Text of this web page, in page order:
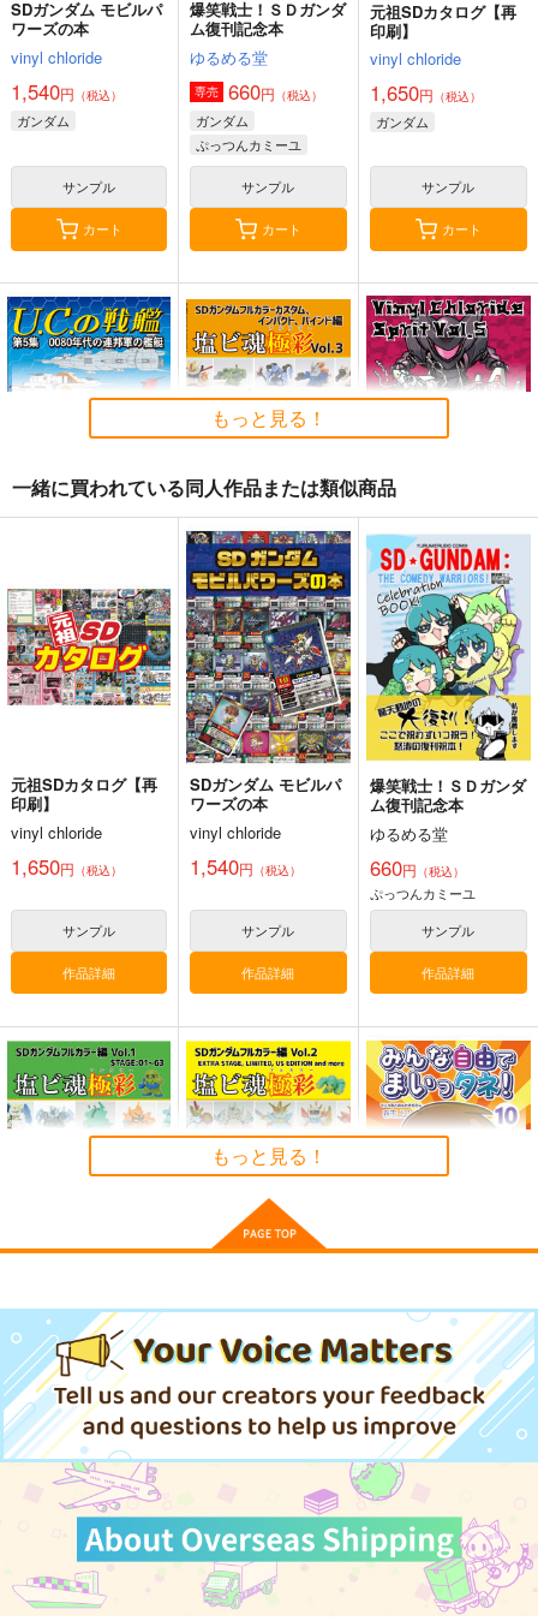
SDガンダム モビルパ
ワーズの本
vinyl chloride
1,540円 （税込）
ガンダム
サンプル
カート
爆笑戦士！ＳＤガンダ
ム復刊記念本
ゆるめる堂
専売 660円 （税込）
ガンダム
ぷっつんカミーユ
サンプル
カート
元祖SDカタログ【再
印刷】
vinyl chloride
1,650円 （税込）
ガンダム
サンプル
カート
770円（税込）
ガンダム 宇宙戦艦
サンプル
塩ビ魂極彩Vol.3～SD
ガンダムフルカラーカ
スタム編～
vinyl chloride
1,980円（税込）
ガンダム
サンプル
カート
塩ビ魂Vol.5～ガシャ
ポン戦士編～
vinyl chloride
1,980円（税込）
ガンダム
サンプル
カート
塩ビ魂極彩～SDガン
ダムフルカラー編
Vol.2～
vinyl chloride
塩ビ魂極彩～SDガン
ダムフルカラー編
Vol.1～
vinyl chloride
1,980円 （税込）
ガンダム
サンプル
復活のMAV
RRO
専売 715円
もっと見る！
一緒に買われている同人作品または類似商品
元祖SDカタログ【再
印刷】
vinyl chloride
1,650円 （税込）
サンプル
作品詳細
SDガンダム モビルパ
ワーズの本
vinyl chloride
1,540円 （税込）
サンプル
作品詳細
爆笑戦士！ＳＤガンダ
ム復刊記念本
ゆるめる堂
660円 （税込）
ぷっつんカミーユ
サンプル
作品詳細
ダムフルカラー編
Vol.1～
vinyl chloride
1,980円 （税込）
サンプル
作品詳細
ダムフルカラー編
vinyl chloride
1,320
サンプル
ネ！10
キノコの森
円（税込）
キラ・ヤマト
サンプル
もっと見る！